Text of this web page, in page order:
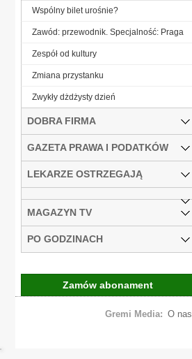
Wspólny bilet urośnie?
Zawód: przewodnik. Specjalność: Praga
Zespół od kultury
Zmiana przystanku
Zwykły dżdżysty dzień
DOBRA FIRMA
GAZETA PRAWA I PODATKÓW
LEKARZE OSTRZEGAJĄ
MAGAZYN TV
PO GODZINACH
Zamów abonament
Gremi Media: O nas